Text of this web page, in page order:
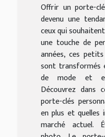
Offrir un porte-
devenu une
ceux qui
une touche de
années, ces
sont transformés
de mode et
Découvrez dans
porte-clés
en plus et quelles
marché actuel.